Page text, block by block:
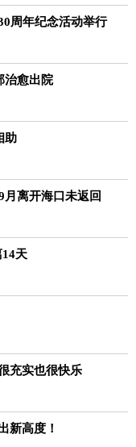
周年纪念活动举行
治愈出院
助
月离开海口未返回
天
充实也很快乐
新高度！